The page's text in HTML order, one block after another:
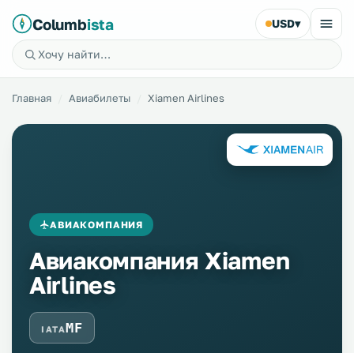
Columbista USD▾
Главная Авиабилеты Xiamen Airlines
АВИАКОМПАНИЯ
Авиакомпания Xiamen
Airlines
IATAMF